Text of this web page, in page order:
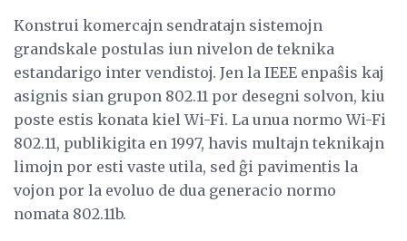
Konstrui komercajn sendratajn sistemojn
grandskale postulas iun nivelon de teknika
estandarigo inter vendistoj. Jen la IEEE enpaŝis kaj
asignis sian grupon 802.11 por desegni solvon, kiu
poste estis konata kiel Wi-Fi. La unua normo Wi-Fi
802.11, publikigita en 1997, havis multajn teknikajn
limojn por esti vaste utila, sed ĝi pavimentis la
vojon por la evoluo de dua generacio normo
nomata 802.11b.